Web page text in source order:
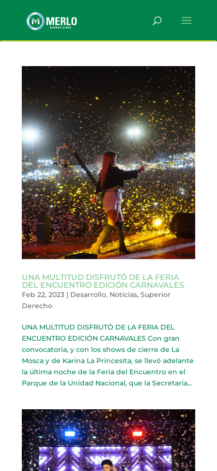
UNA MULTITUD DISFRUTÓ DE LA FERIA
DEL ENCUENTRO EDICIÓN CARNAVALES
Feb 22, 2023| Desarrollo, Noticias, Superior
Derecho
UNA MULTITUD DISFRUTÓ DE LA FERIA DEL
ENCUENTRO EDICIÓN CARNAVALES Con gran
convocatoria, y con los shows de cierre de La
Mosca y de Karina La Princesita, se llevó adelante
la última noche de la Feria del Encuentro en el
Parque de la Unidad Nacional, que la Secretaría...